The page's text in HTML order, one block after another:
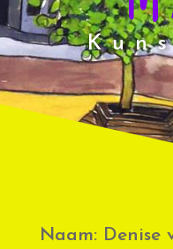
Naam: